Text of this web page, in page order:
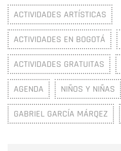
ACTIVIDADES ARTÍSTICAS
ACTIVIDADES EN BOGOTÁ
ACTIVIDADES GRATUITAS
AGENDA NIÑOS Y NIÑAS
GABRIEL GARCÍA MÁRQEZ